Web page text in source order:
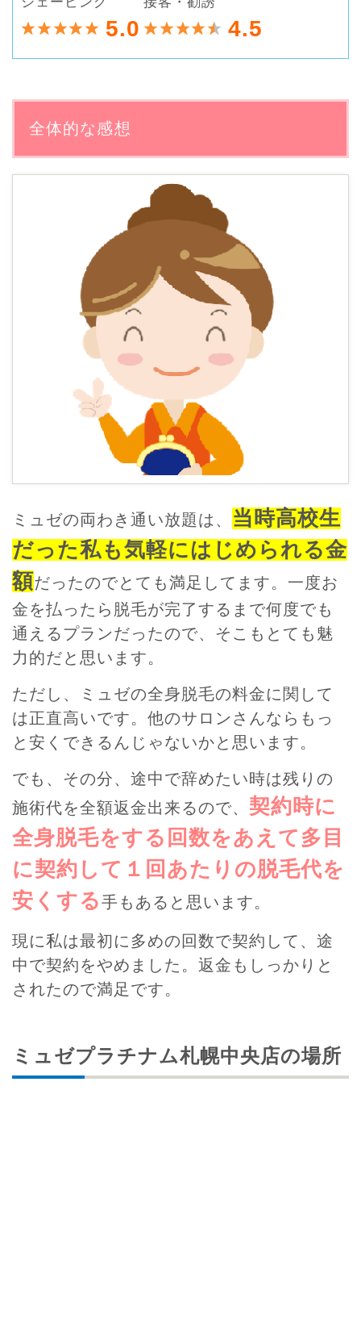
5.0 4.5
全体的な感想
ミュゼの両わき通い放題は、 当時高校生
だった私も気軽にはじめられる金
額だったのでとても満足してます。一度お
金を払ったら脱毛が完了するまで何度でも
通えるプランだったので、そこもとても魅
力的だと思います。
ただし、ミュゼの全身脱毛の料金に関して
は正直高いです。他のサロンさんならもっ
と安くできるんじゃないかと思います。
でも、その分、途中で辞めたい時は残りの
施術代を全額返金出来るので、 契約時に
全身脱毛をする回数をあえて多目
に契約して１回あたりの脱毛代を
安くする手もあると思います。
現に私は最初に多めの回数で契約して、途
中で契約をやめました。返金もしっかりと
されたので満足です。
ミュゼプラチナム札幌中央店の場所